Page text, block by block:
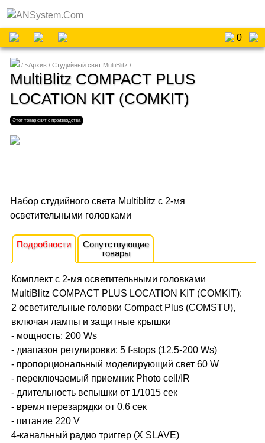
0
~Архив Студийный свет MultiBlitz
MultiBlitz COMPACT PLUS
LOCATION KIT (COMKIT)
Набор студийного света Multiblitz с 2-мя
осветительными головками
Подробности
Сопутствующие
товары
Комплект с 2-мя осветительными головками
MultiBlitz COMPACT PLUS LOCATION KIT (COMKIT):
2 осветительные головки Compact Plus (COMSTU),
включая лампы и защитные крышки
- мощность: 200 Ws
- диапазон регулировки: 5 f-stops (12.5-200 Ws)
- пропорциональный моделирующий свет 60 W
- переключаемый приемник Photo cell/IR
- длительность вспышки от 1/1015 сек
- время перезарядки от 0.6 сек
- питание 220 V
4-канальный радио триггер (X SLAVE)